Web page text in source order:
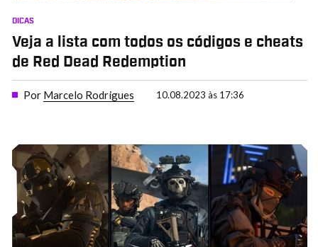
DICAS
Veja a lista com todos os códigos e cheats
de Red Dead Redemption
Por Marcelo Rodrigues 10.08.2023 às 17:36